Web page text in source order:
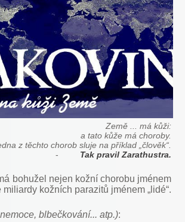
Země ... má kůži:
a tato kůže má choroby.
z těchto chorob sluje na příklad „člověk“.
-
Tak pravil Zarathustra.
bohužel nejen kožní chorobu jménem
miliardy kožních parazitů jménem „lidé“.
blbečkování... atp.):